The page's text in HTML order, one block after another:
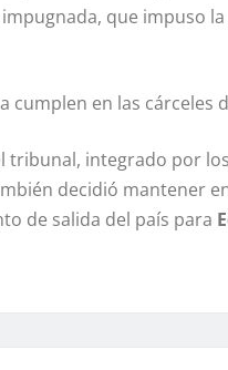
que impuso
cumplen en las cárceles
tribunal, integrado por
decidió mantener
de salida del país para